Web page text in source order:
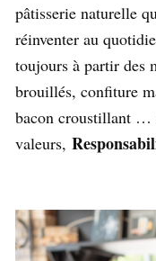
pâtisserie naturelle
réinventer au
toujours à partir des
brouillés, confiture
bacon croustillant …
valeurs,